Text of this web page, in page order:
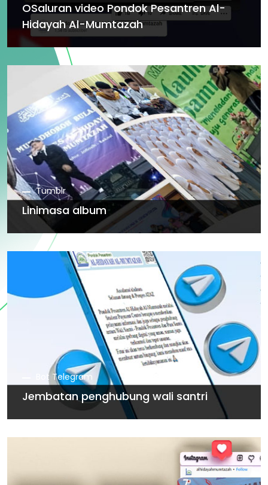
OSaluran video Pondok Pesantren Al-
Hidayah Al-Mumtazah
Tumblr
Linimasa album
Bot Telegram
Jembatan penghubung wali santri